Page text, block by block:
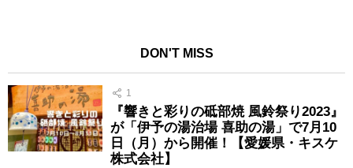
DON'T MISS
1
『響きと彩りの砥部焼 風鈴祭り2023』
が「伊予の湯治場 喜助の湯」で7月10
日（月）から開催！【愛媛県・キスケ
株式会社】